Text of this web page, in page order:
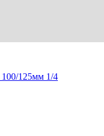
125мм 1/4